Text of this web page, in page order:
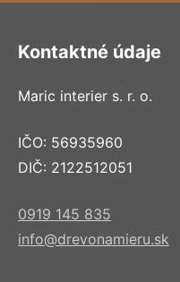
Kontaktné údaje
Maric interier s. r. o.
IČO: 56935960
DIČ: 2122512051
0919 145 835
info@drevonamieru.sk